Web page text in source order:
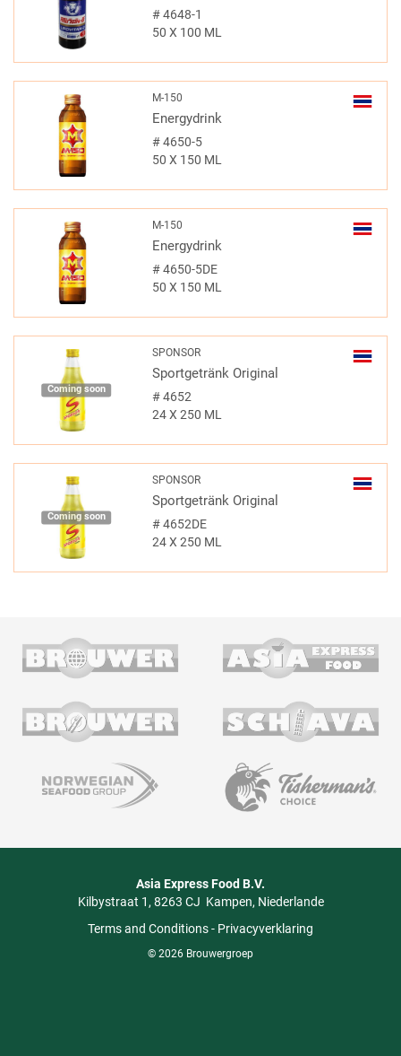
#4648-1
50 X 100 ML
M-150
Energydrink
#4650-5
50 X 150 ML
M-150
Energydrink
#4650-5DE
50 X 150 ML
Coming soon
SPONSOR
Sportgetränk Original
#4652
24 X 250 ML
Coming soon
SPONSOR
Sportgetränk Original
#4652DE
24 X 250 ML
Asia Express Food B.V.
Kilbystraat 1 8263 CJ Kampen Niederlande
Terms and Conditions- Privacyverklaring
© 2026 Brouwergroep